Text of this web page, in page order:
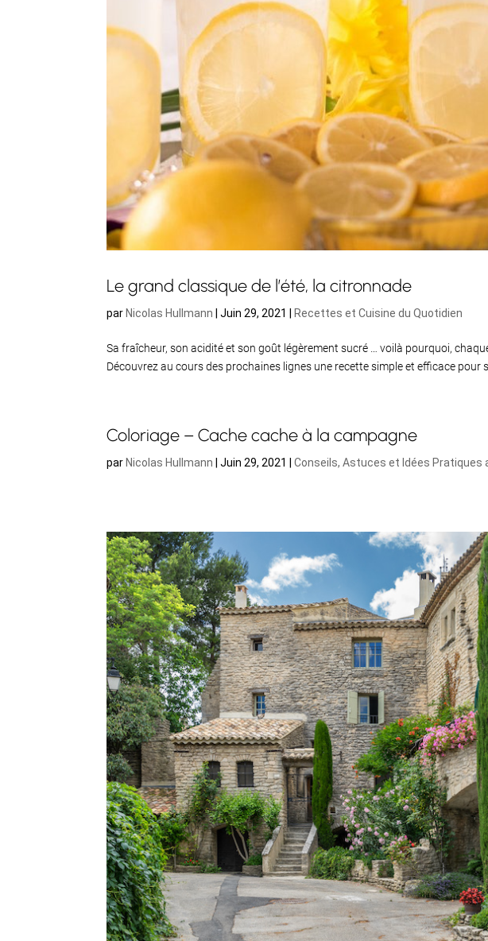
Le grand classique de l’été, la citronnade
par Nicolas Hullmann |Juin 29, 2021 Recettes et Cuisine du Quotidien
Sa fraîcheur, son acidité et son goût légèrement sucré … voilà pourquoi,
Découvrez au cours des prochaines lignes une recette simple et efficace pour
Coloriage – Cache cache à la campagne
par Nicolas Hullmann |Juin 29, 2021 |Conseils, Astuces et Idées Pratiques